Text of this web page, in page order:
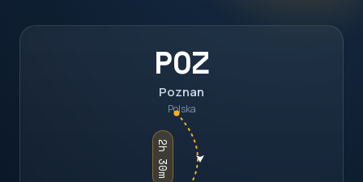
POZ
Poznan
Polska
2h 30m